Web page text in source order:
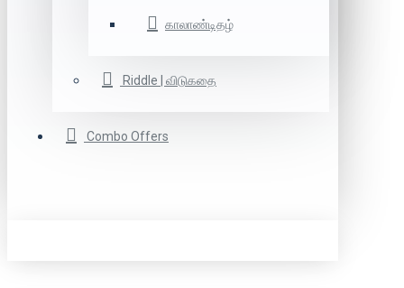
காலாண்டிதழ்
Riddle | விடுகதை
Combo Offers